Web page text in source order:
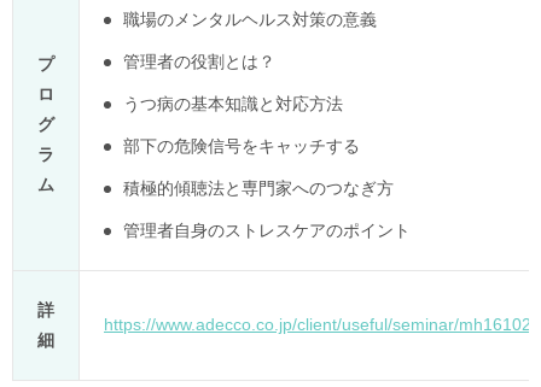
プ
ロ
グ
ラ
ム
職場のメンタルヘルス対策の意義
管理者の役割とは？
うつ病の基本知識と対応方法
部下の危険信号をキャッチする
積極的傾聴法と専門家へのつなぎ方
管理者自身のストレスケアのポイント
詳
細
https://www.adecco.co.jp/client/useful/seminar/